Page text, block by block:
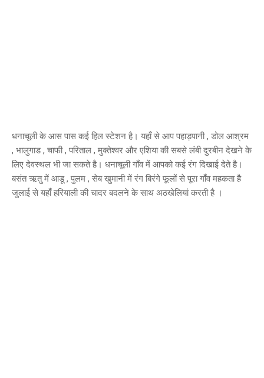
धनाचूली के आस पास कई हिल स्टेशन है। यहाँ से आप पहाड़पानी , डोल आश्रम
, भालुगाड , चाफी , परिताल , मुक्तेश्वर और एशिया की सबसे लंबी दुरबीन देखने के
लिए देवस्थल भी जा सकते है। धनाचूली गाँव में आपको कई रंग दिखाई देते है।
बसंत ऋतु में आडू , पुलम , सेब खुमानी में रंग बिरंगे फूलों से पूरा गाँव महकता है
जुलाई से यहाँ हरियाली की चादर बदलने के साथ अठखेलियां करती है ।